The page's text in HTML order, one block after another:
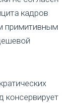
кадров
примитивным
консервирует